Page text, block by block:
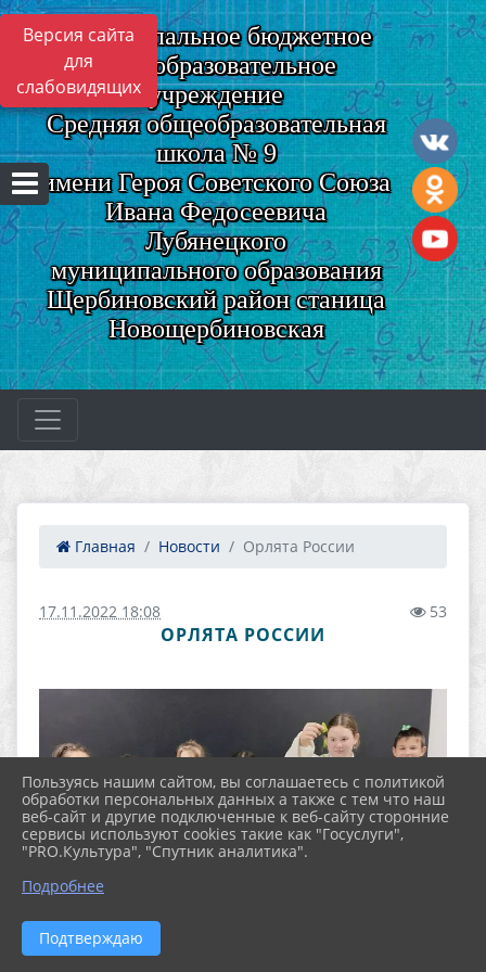
Версия сайта
для
слабовидящих
Муниципальное бюджетное
общеобразовательное
учреждение
Средняя общеобразовательная
школа № 9
имени Героя Советского Союза
Ивана Федосеевича
Лубянецкого
муниципального образования
Щербиновский район станица
Новощербиновская
Главная Новости Орлята России
17.11.2022 18:08 53
ОРЛЯТА РОССИИ
Пользуясь нашим сайтом, вы соглашаетесь с политикой
обработки персональных данных а также с тем что наш
веб-сайт и другие подключенные к веб-сайту сторонние
сервисы используют cookies такие как "Госуслуги",
"PRO.Культура", "Спутник аналитика".
Подробнее
Подтверждаю